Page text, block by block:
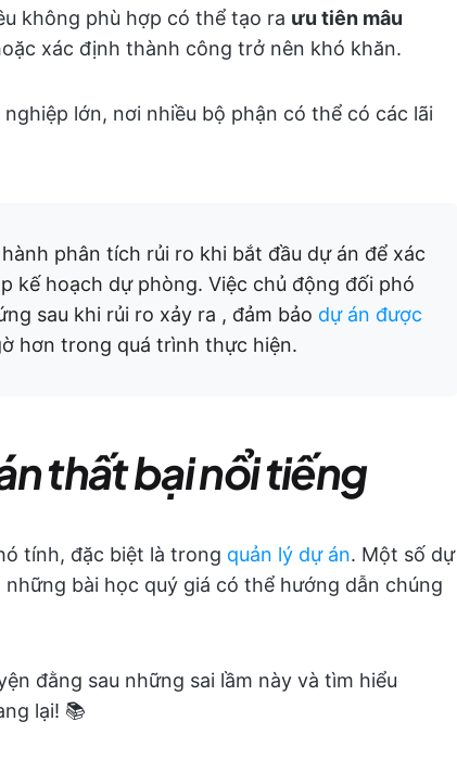
không phù hợp có thể tạo ra ưu tiên mâu
xác định thành công trở nên khó khăn.
lớn, nơi nhiều bộ phận có thể có các lãi
phân tích rủi ro khi bắt đầu dự án để xác
kế hoạch dự phòng. Việc chủ động đối phó
sau khi rủi ro xảy ra , đảm bảo dự án được
hơn trong quá trình thực hiện.
thất bại nổi tiếng
tính, đặc biệt là trong quản lý dự án. Một số dự
bài học quý giá có thể hướng dẫn chúng
đằng sau những sai lầm này và tìm hiểu
lại! 📚